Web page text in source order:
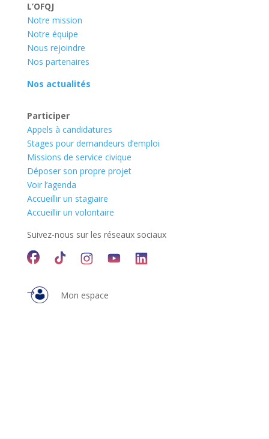
L’OFQJ
Notre mission
Notre équipe
Nous rejoindre
Nos partenaires
Nos actualités
Participer
Appels à candidatures
Stages pour demandeurs d’emploi
Missions de service civique
Déposer son propre projet
Voir l’agenda
Accueillir un stagiaire
Accueillir un volontaire
Suivez-nous sur les réseaux sociaux
Mon espace